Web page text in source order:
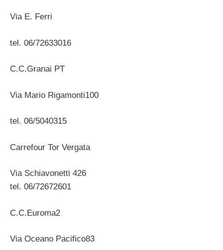
Via E. Ferri
tel. 06/72633016
C.C.Granai PT
Via Mario Rigamonti100
tel. 06/5040315
Carrefour Tor Vergata
Via Schiavonetti 426
tel. 06/72672601
C.C.Euroma2
Via Oceano Pacifico83